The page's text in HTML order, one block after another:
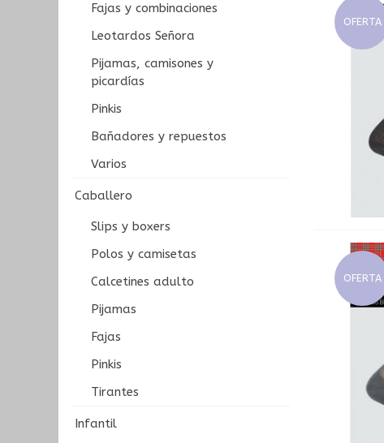
Fajas y combinaciones
Leotardos Señora
Pijamas, camisones y
picardías
Pinkis
Bañadores y repuestos
Varios
Caballero
Slips y boxers
Polos y camisetas
Calcetines adulto
Pijamas
Fajas
Pinkis
Tirantes
Infantil
OFERTA
OFERTA